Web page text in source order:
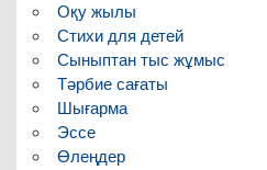
Оқу жылы
Стихи для детей
Сыныптан тыс жұмыс
Тәрбие сағаты
Шығарма
Эссе
Өлеңдер